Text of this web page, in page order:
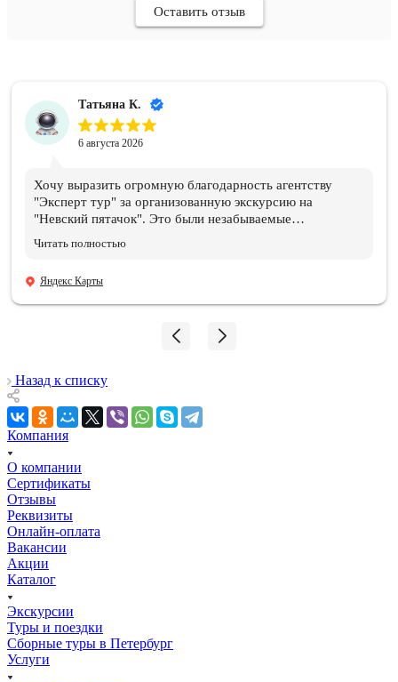
Оставить отзыв
Татьяна К.
6 августа 2026
Хочу выразить огромную благодарность агентству
"Эксперт тур" за организованную экскурсию на
"Невский пятачок". Это были незабываемые
впечатления, и память, которые останутся навсегда.
Мой сын знает теперь, где совершил подвиг и погиб его
Читать полностью
Яндекс Карты
Назад к списку
Компания
О компании
Сертификаты
Отзывы
Реквизиты
Онлайн-оплата
Вакансии
Акции
Каталог
Экскурсии
Туры и поездки
Сборные туры в Петербург
Услуги